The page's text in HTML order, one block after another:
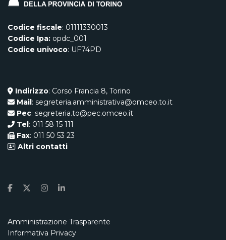
Codice fiscale: 01111330013
Codice Ipa: opdc_001
Codice univoco: UF74PD
Indirizzo: Corso Francia 8, Torino
Mail: segreteria.amministrativa@omceo.to.it
Pec: segreteria.to@pec.omceo.it
Tel: 011 58 15 111
Fax: 011 50 53 23
Altri contatti
Amministrazione Trasparente
Informativa Privacy